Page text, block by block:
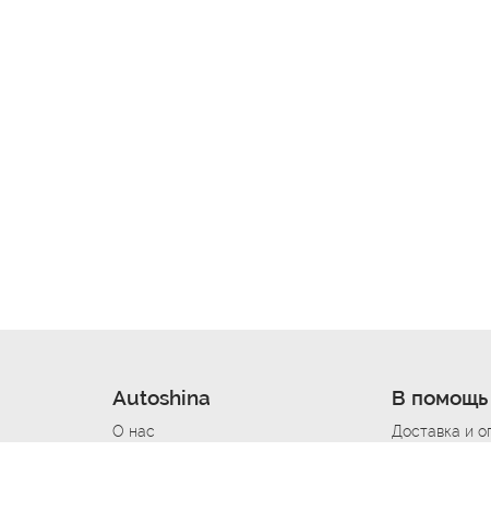
Autoshina
О нас
В помощь
Доставка и